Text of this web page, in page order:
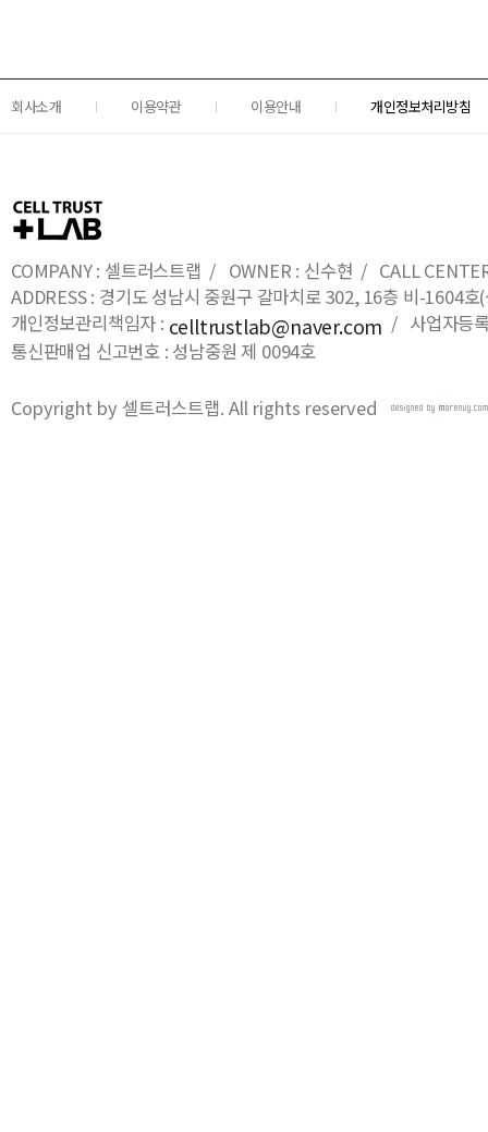
회사소개 이용약관 이용안내 개인정보처리방침
COMPANY : 셀트러스트랩 / OWNER : 신수현 / CALL
ADDRESS : 경기도 성남시 중원구 갈마치로 302, 16층 비-1604
개인정보관리책임자 : celltrustlab@naver.com / 사업자등
통신판매업 신고번호 : 성남중원 제 0094호
Copyright by 셀트러스트랩. All rights reserved